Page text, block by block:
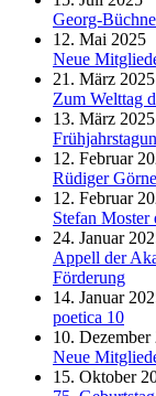
Georg-
12. Mai 2025
Neue
21. März 2025
Zum Welttag
13. März 2025
12. Februar
Rüdiger
12. Februar
Stefan Moster
24. Januar
Appell der
Förderung
14. Januar
poetica 10
10. Dezember
Neue
15. Oktober